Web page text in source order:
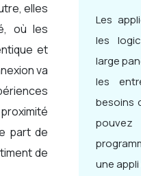
elles
où les
et
va
part de
de
Les
les
large
les
besoins
une